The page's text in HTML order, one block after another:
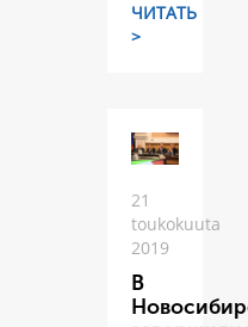
ЧИТАТЬ
>
21
toukokuuta
2019
В